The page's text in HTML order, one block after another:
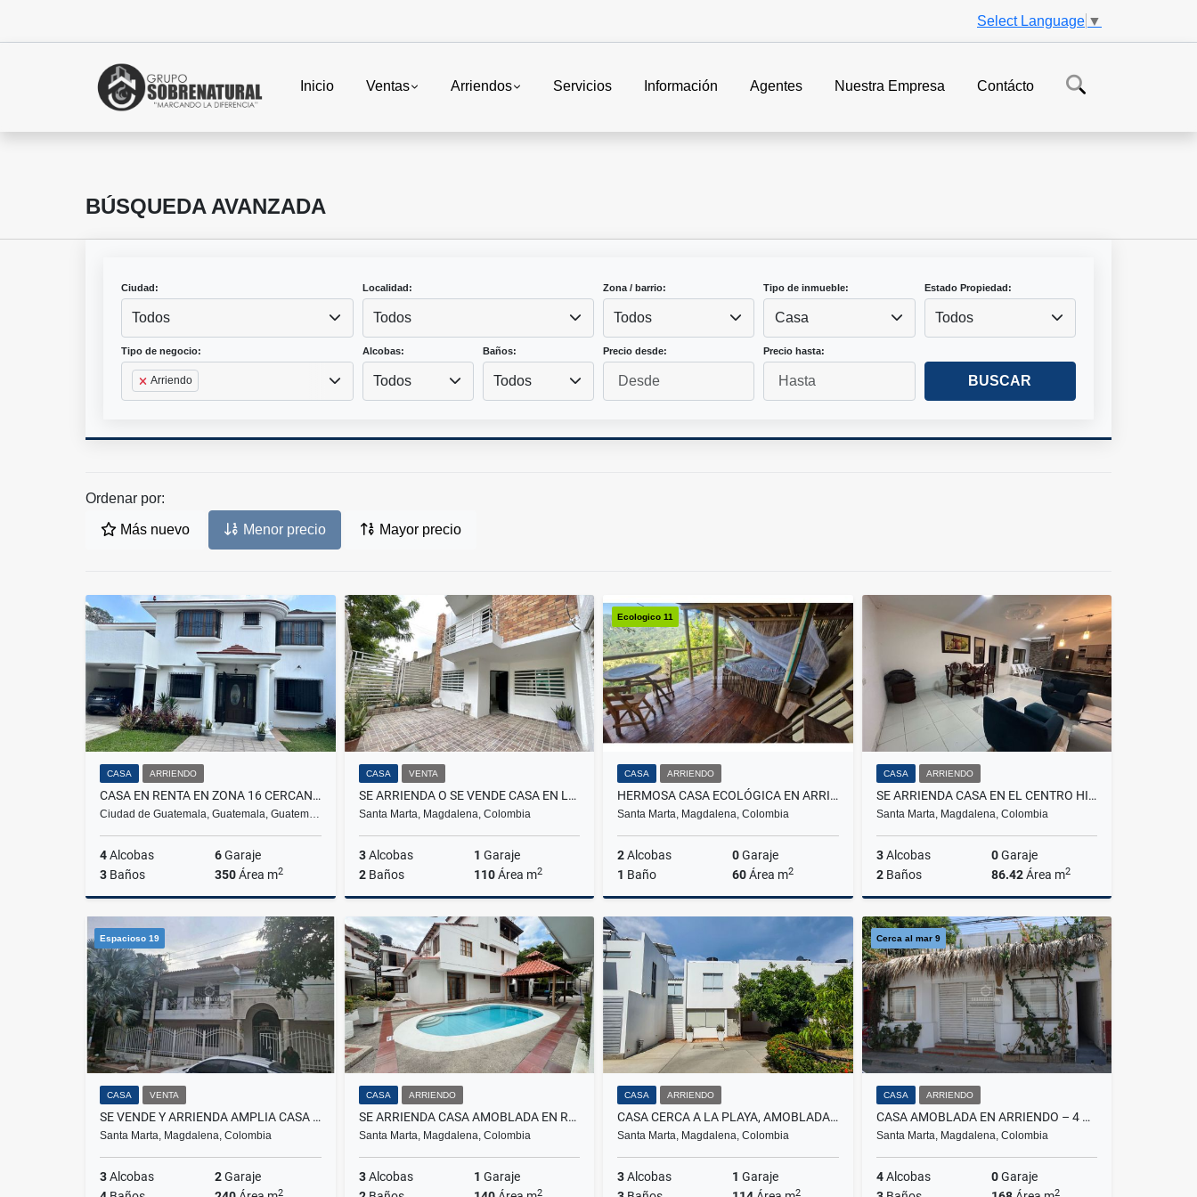
Select Language ▼
Inicio Ventas Arriendos Servicios Información Agentes Nuestra Empresa Contácto
BÚSQUEDA AVANZADA
Ciudad:
Todos
Localidad:
Todos
Zona / barrio:
Todos
Tipo de inmueble:
Casa
Estado Propiedad:
Todos
Tipo de negocio:
Arriendo
Alcobas:
Todos
Baños:
Todos
Precio desde: Precio hasta:
BUSCAR
Ordenar por:
Más nuevo Menor precio Mayor precio
CASA ARRIENDO
CASA EN RENTA EN ZONA 16 CERCANO A CAYALA 4 HABITACIONES REF-6064
Ciudad de Guatemala, Guatemala, Guatem…
4Alcobas 6Garaje
3 Baños 350Área m2
Arriendo
US$3,000
CASA VENTA
SE ARRIENDA O SE VENDE CASA EN LA URBANIZACIÓN TERRANOVA
Santa Marta, Magdalena, Colombia
3Alcobas 1 Garaje
2Baños 110Área m2
Venta
$295.000.000
Arriendo
$1.499.000
Ecologico 11
CASA ARRIENDO
HERMOSA CASA ECOLÓGICA EN ARRIENDO – MINCA - G.019
Santa Marta, Magdalena, Colombia
2Alcobas 0Garaje
1 Baño 60Área m2
Arriendo
$1.600.000
CASA ARRIENDO
SE ARRIENDA CASA EN EL CENTRO HISTORICO, SANTA MARTA
Santa Marta, Magdalena, Colombia
3Alcobas 0Garaje
2Baños 86.42Área m2
Arriendo
$1.700.000
Espacioso 19
CASA VENTA
SE VENDE Y ARRIENDA AMPLIA CASA ESQUINERA DE 2 PISOS, SAN FRANCISCO
Santa Marta, Magdalena, Colombia
3Alcobas 2Garaje
2
CASA ARRIENDO
SE ARRIENDA CASA AMOBLADA EN RODADERO SUR, SANTA MARTA
Santa Marta, Magdalena, Colombia
3Alcobas 1 Garaje
2
CASA ARRIENDO
CASA CERCA A LA PLAYA, AMOBLADA EN ARRIENDO, EN RODADERO
Santa Marta, Magdalena, Colombia
3Alcobas 1 Garaje
2
Cerca al mar 9
CASA ARRIENDO
CASA AMOBLADA EN ARRIENDO – 4 ALCOBAS EN EL CENTRO HISTÓRICO G-25
Santa Marta, Magdalena, Colombia
4Alcobas 0Garaje
2